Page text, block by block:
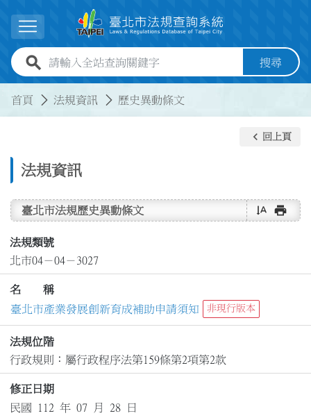
展開選單
全站查詢關鍵字欄位 搜尋
首頁 法規資訊 歷史異動條文
法規資訊
keyboard_arrow_left 回上頁
臺北市法規歷史異動條文 text_rotate_vertical print
法規類號
北市04－04－3027
名 稱
臺北市產業發展創新育成補助申請須知
非現行版本
法規位階
行政規則：屬行政程序法第159條第2項第2款
修正日期
民國 112 年 07 月 28 日